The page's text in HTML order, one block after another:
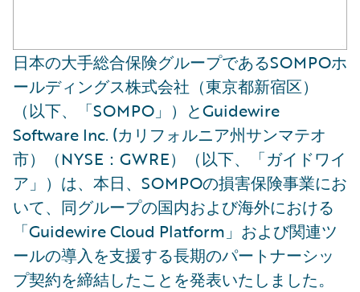
日本の大手総合保険グループであるSOMPOホ
ールディングス株式会社（東京都新宿区）
（以下、「SOMPO」）とGuidewire
Software Inc. (カリフォルニア州サンマテオ
市）（NYSE：GWRE）（以下、「ガイドワイ
ア」）は、本日、SOMPOの損害保険事業にお
いて、同グループの国内および海外における
「Guidewire Cloud Platform」および関連ツ
ールの導入を支援する長期のパートナーシッ
プ契約を締結したことを発表いたしました。